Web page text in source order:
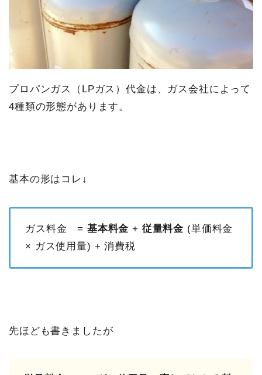
プロパンガス（LPガス）代金は、ガス会社によって
4種類の形態があります。
基本の形はコレ↓
ガス料金 = 基本料金 + 従量料金 (単価料金
× ガス使用量) + 消費税
先ほども書きましたが